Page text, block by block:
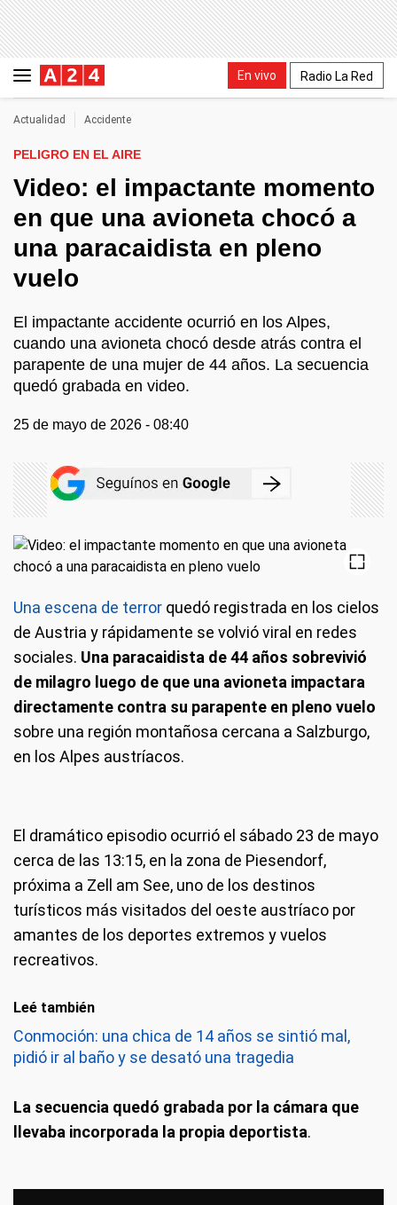
En vivo Radio La Red
Actualidad Accidente
PELIGRO EN EL AIRE
Video: el impactante momento
en que una avioneta chocó a
una paracaidista en pleno
vuelo
El impactante accidente ocurrió en los Alpes,
cuando una avioneta chocó desde atrás contra el
parapente de una mujer de 44 años. La secuencia
quedó grabada en video.
25 de mayo de 2026 - 08:40
Una escena de terror quedó registrada en los cielos
de Austria y rápidamente se volvió viral en redes
sociales. Una paracaidista de 44 años sobrevivió
de milagro luego de que una avioneta impactara
directamente contra su parapente en pleno vuelo
sobre una región montañosa cercana a Salzburgo,
en los Alpes austríacos.
El dramático episodio ocurrió el sábado 23 de mayo
cerca de las 13:15, en la zona de Piesendorf,
próxima a Zell am See, uno de los destinos
turísticos más visitados del oeste austríaco por
amantes de los deportes extremos y vuelos
recreativos.
Leé también
Conmoción: una chica de 14 años se sintió mal,
pidió ir al baño y se desató una tragedia
La secuencia quedó grabada por la cámara que
llevaba incorporada la propia deportista.